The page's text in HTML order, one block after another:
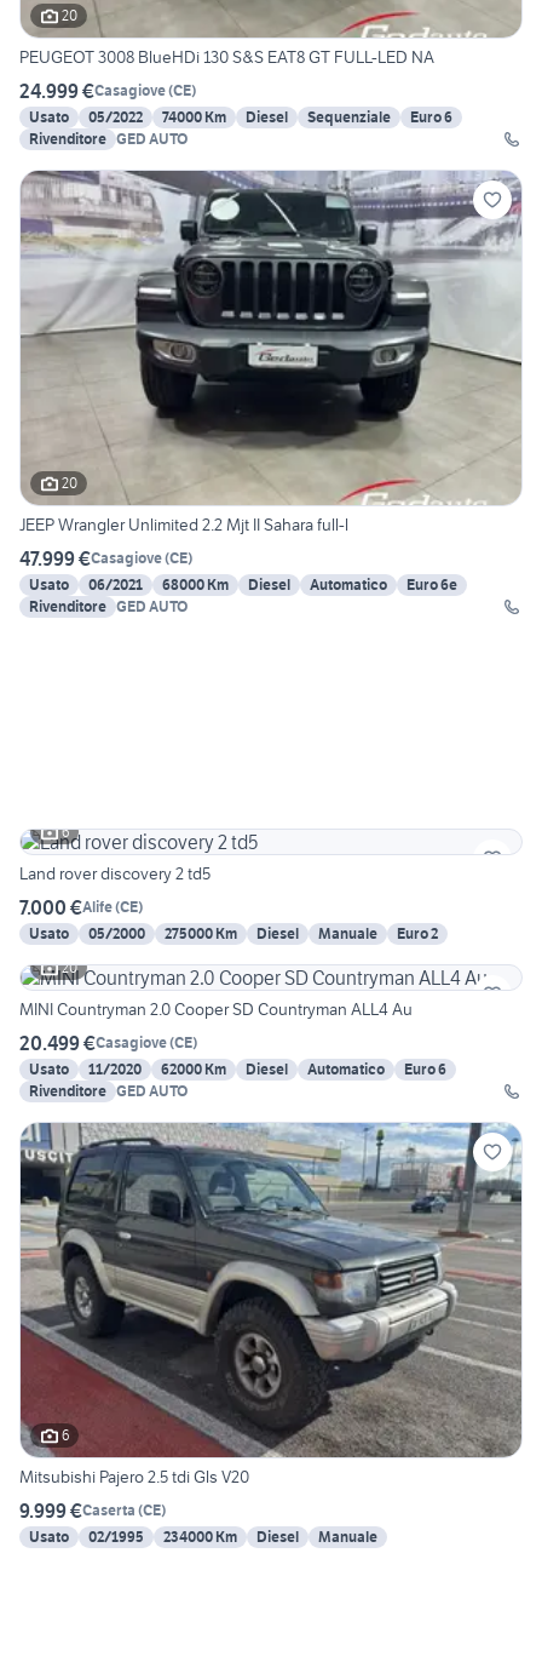
20
PEUGEOT 3008 BlueHDi 130 S&S EAT8 GT FULL-LED NA
24.999 €Casagiove(CE)
Usato
05/2022 74000 Km Diesel Sequenziale
Euro 6
Rivenditore GED AUTO
20
JEEP Wrangler Unlimited 2.2 Mjt II Sahara full-l
47.999 €Casagiove(CE)
Usato
06/2021 68000 Km Diesel Automatico
Euro 6e
Rivenditore GED AUTO
6
Land rover discovery 2 td5
7.000 €Alife(CE)
Usato
05/2000 275000 Km Diesel Manuale
Euro 2
20
MINI Countryman 2.0 Cooper SD Countryman ALL4 Au
20.499 €Casagiove(CE)
Usato
11/2020 62000 Km Diesel Automatico
Euro 6
Rivenditore GED AUTO
6
Mitsubishi Pajero 2.5 tdi Gls V20
9.999 €Caserta (CE)
Usato
02/1995 234000 Km Diesel Manuale